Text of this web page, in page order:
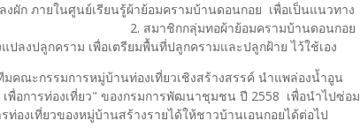
ผัก ภายในศูนย์เรียนรู้ผ้าย้อมครามบ้านดอนกอย เพื่อเป็นแนวทาง
กกลุ่มทอผ้าย้อมครามบ้านดอนกอย
ลงปลูกคราม เพื่อเตรียมพื้นที่ปลูกครามและปลูกฝ้าย ไว้ใช้เอง
คณะกรรมการหมู่บ้านท่องเที่ยวเชิงสร้างสรรค์ นำแพล่องน้ำอูน
พื่อการท่องเที่ยว" ของกรมการพัฒนาชุมชน ปี 2558 เพื่อนำไปซ่อม
องเที่ยวของหมู่บ้านสร้างรายได้ให้ชาวบ้านเอนกอยได้ต่อไป